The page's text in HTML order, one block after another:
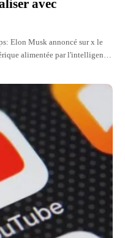
avec
Elon Musk annoncé sur x le
alimentée par l'intelligence